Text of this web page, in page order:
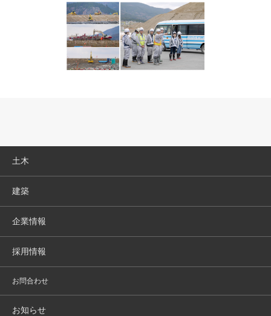
土木
建築
企業情報
採用情報
お問合わせ
お知らせ